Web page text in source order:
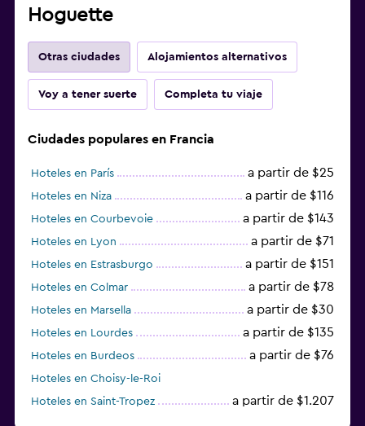
Hoguette
Otras ciudades Alojamientos alternativos
Voy a tener suerte Completa tu viaje
Ciudades populares en Francia
Hoteles en París a partir de $25
Hoteles en Niza a partir de $116
Hoteles en Courbevoie a partir de $143
Hoteles en Lyon a partir de $71
Hoteles en Estrasburgo a partir de $151
Hoteles en Colmar a partir de $78
Hoteles en Marsella a partir de $30
Hoteles en Lourdes a partir de $135
Hoteles en Burdeos a partir de $76
Hoteles en Choisy-le-Roi
Hoteles en Saint-Tropez
a partir de $1.207